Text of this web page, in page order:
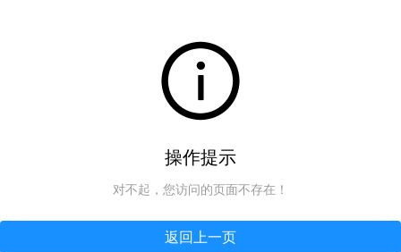
操作提示
对不起，您访问的页面不存在！
返回上一页